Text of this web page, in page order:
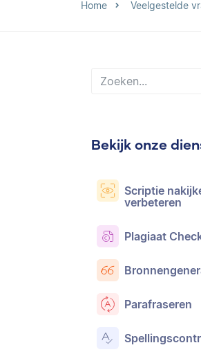
Home Veelgestelde
Bekijk onze
Scriptie
verbeteren
Plagiaat
Parafraseren